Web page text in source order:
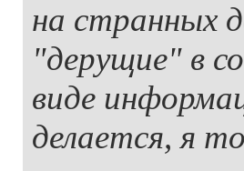
на странных
"дерущие" в
виде
делается, я